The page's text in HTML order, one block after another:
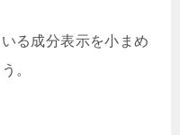
る成分表示を小まめ
。